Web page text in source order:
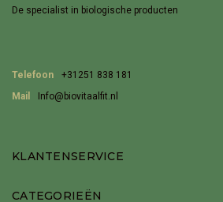
De specialist in biologische producten
Telefoon
+31251 838 181
Mail
Info@biovitaalfit.nl
KLANTENSERVICE
CATEGORIEËN